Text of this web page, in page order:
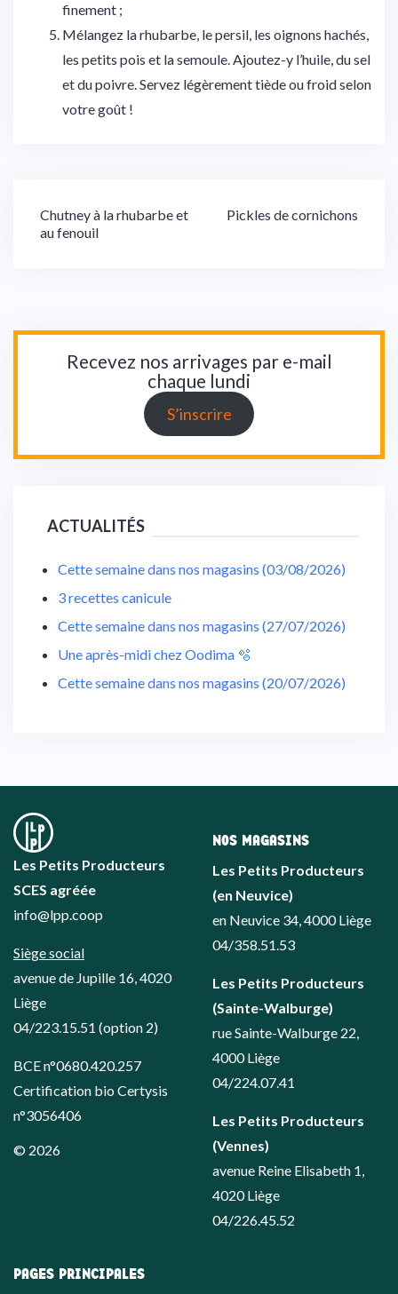
finement ;
Mélangez la rhubarbe, le persil, les oignons hachés,
les petits pois et la semoule. Ajoutez-y l’huile, du sel
et du poivre. Servez légèrement tiède ou froid selon
votre goût !
Navigation
de
Chutney à la rhubarbe et
au fenouil
Pickles de cornichons
Recevez nos arrivages par e-mail
chaque lundi
S’inscrire
ACTUALITÉS
Cette semaine dans nos magasins (03/08/2026)
3 recettes canicule
Cette semaine dans nos magasins (27/07/2026)
Une après-midi chez Oodima 🫧
Cette semaine dans nos magasins (20/07/2026)
Les Petits Producteurs
SCES agréée
info@lpp.coop
Siège social
avenue de Jupille 16, 4020
Liège
04/223.15.51 (option 2)
BCE n°0680.420.257
Certification bio Certysis
n°3056406
© 2026
NOS MAGASINS
Les Petits Producteurs
(en Neuvice)
en Neuvice 34, 4000 Liège
04/358.51.53
Les Petits Producteurs
(Sainte-Walburge)
rue Sainte-Walburge 22,
4000 Liège
04/224.07.41
Les Petits Producteurs
(Vennes)
avenue Reine Elisabeth 1,
4020 Liège
04/226.45.52
PAGES PRINCIPALES